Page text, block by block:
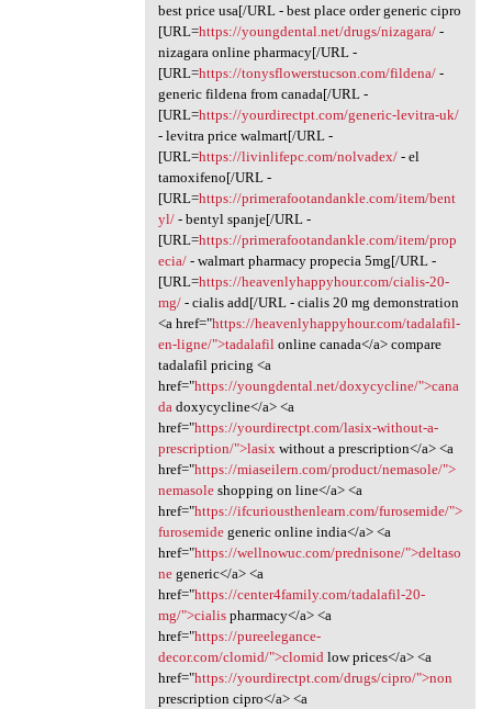
best price usa[/URL - best place order generic cipro
[URL=https://youngdental.net/drugs/nizagara/-
nizagara online pharmacy[/URL -
[URL=https://tonysflowerstucson.com/fildena/-
generic fildena from canada[/URL -
[URL=https://yourdirectpt.com/generic-levitra-uk/
- levitra price walmart[/URL -
[URL=https://livinlifepc.com/nolvadex/- el
tamoxifeno[/URL -
[URL=https://primerafootandankle.com/item/bent
yl/- bentyl spanje[/URL -
[URL=https://primerafootandankle.com/item/prop
ecia/- walmart pharmacy propecia 5mg[/URL -
[URL=https://heavenlyhappyhour.com/cialis-20-
mg/- cialis add[/URL - cialis 20 mg demonstration
<a href="https://heavenlyhappyhour.com/tadalafil-
en-ligne/">tadalafil online canada</a> compare
tadalafil pricing <a
href="https://youngdental.net/doxycycline/">cana
da doxycycline</a> <a
href="https://yourdirectpt.com/lasix-without-a-
prescription/">lasix without a prescription</a> <a
href="https://miaseilern.com/product/nemasole/">
nemasoleshopping on line</a> <a
href="https://ifcuriousthenlearn.com/furosemide/">
furosemidegeneric online india</a> <a
href="https://wellnowuc.com/prednisone/">deltaso
negeneric</a> <a
href="https://center4family.com/tadalafil-20-
mg/">cialispharmacy</a> <a
href="https://pureelegance-
decor.com/clomid/">clomid low prices</a> <a
href="https://yourdirectpt.com/drugs/cipro/">non
prescription cipro</a> <a